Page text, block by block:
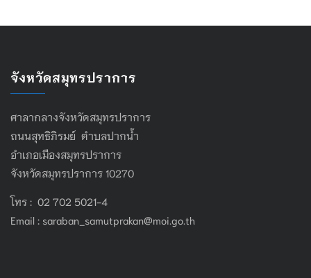
จังหวัดสมุทรปราการ
ศาลากลางจังหวัดสมุทรปราการ
ถนนสุทธิภิรมย์ ตำบลปากน้ำ
อำเภอเมืองสมุทรปราการ
จังหวัดสมุทรปราการ 10270
โทร : 02 702 5021-4
Email : saraban_samutprakan@moi.go.th